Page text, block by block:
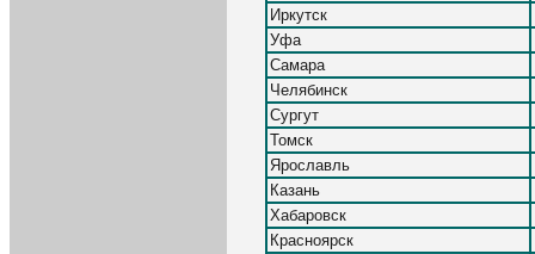
Иркутск
Уфа
Самара
Челябинск
Сургут
Томск
Ярославль
Казань
Хабаровск
Красноярск